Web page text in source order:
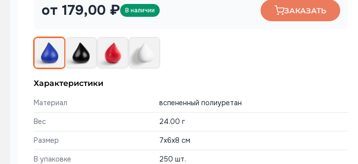
от 179,00 ₽ В наличии ЗАКАЗАТЬ
Характеристики
Материал вспененный полиуретан
Вес 24.00 г
Размер 7х6х8 см
В упаковке 250 шт.